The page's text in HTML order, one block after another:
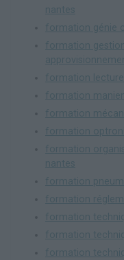
nantes
formation génie
formation
formation
formation
formation
formation
formation
nantes
formation
formation
formation
formation
formation